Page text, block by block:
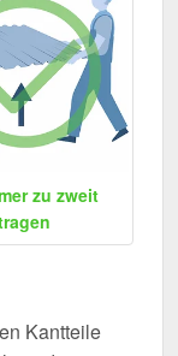
zu zweit
Kantteile